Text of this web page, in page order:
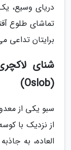
دریای وسیع،
تماشای طلوع
برایتان تداعی
شنای
(Oslob)
سبو یکی از
از نزدیک با
العاده، به